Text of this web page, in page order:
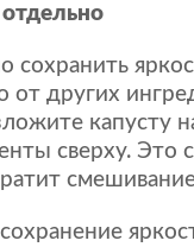
сохранить
от других
капусту
сверху. Это